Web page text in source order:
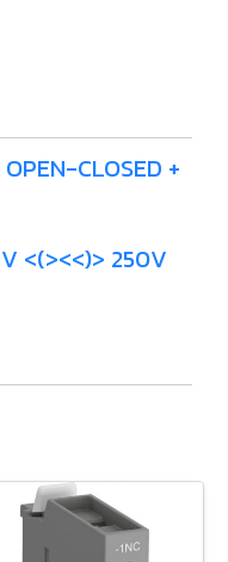
CLOSED +
V <(><<)> 250V